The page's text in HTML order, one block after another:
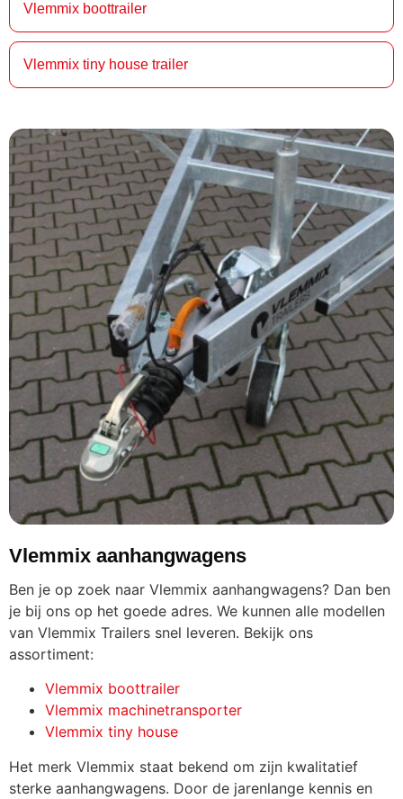
Vlemmix aanhangwagens
Ben je op zoek naar Vlemmix aanhangwagens? Dan ben
je bij ons op het goede adres. We kunnen alle modellen
van Vlemmix Trailers snel leveren. Bekijk ons
assortiment:
Vlemmix boottrailer
Vlemmix machinetransporter
Vlemmix tiny house
Het merk Vlemmix staat bekend om zijn kwalitatief
sterke aanhangwagens. Door de jarenlange kennis en
Vlemmix boottrailer
Vlemmix tiny house trailer